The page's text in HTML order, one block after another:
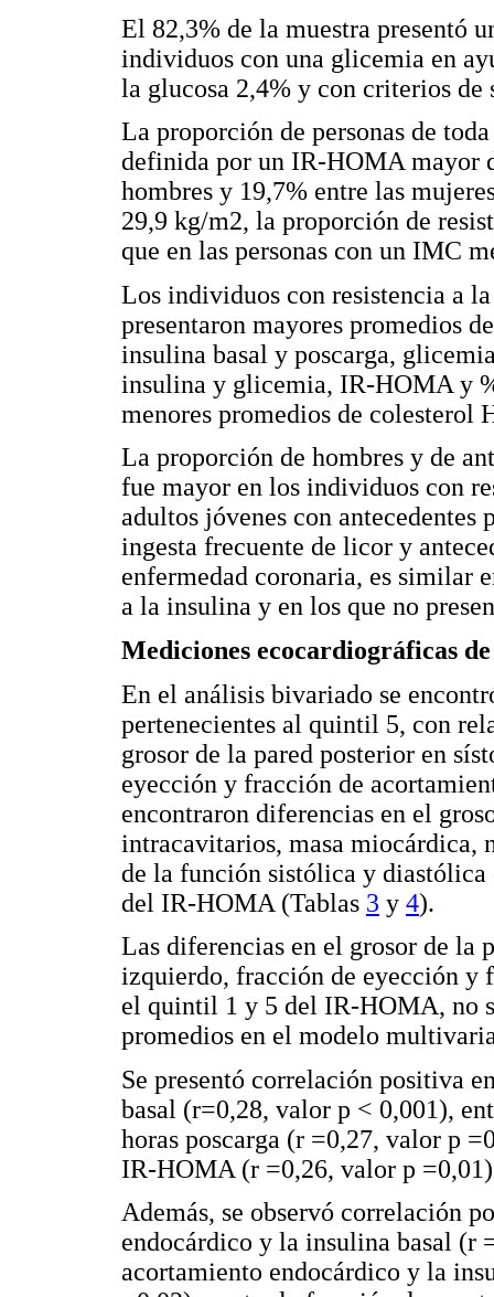
El 82,3% de la muestra presentó
individuos con una glicemia en
la glucosa 2,4% y con criterios
La proporción de personas de
definida por un IR-HOMA mayor
hombres y 19,7% entre las
29,9 kg/m2, la proporción de
que en las personas con un IMC
Los individuos con resistencia a
presentaron mayores promedios
insulina basal y poscarga,
insulina y glicemia, IR-HOMA y
menores promedios de colesterol
La proporción de hombres y de
fue mayor en los individuos con
adultos jóvenes con antecedentes
ingesta frecuente de licor y
enfermedad coronaria, es similar
a la insulina y en los que no
Mediciones ecocardiográficas
En el análisis bivariado se
pertenecientes al quintil 5, con
grosor de la pared posterior en
eyección y fracción de
encontraron diferencias en el
intracavitarios, masa miocárdica,
de la función sistólica y diastólica
del IR-HOMA (Tablas 3 y 4).
Las diferencias en el grosor de la
izquierdo, fracción de eyección y
el quintil 1 y 5 del IR-HOMA, no
promedios en el modelo
Se presentó correlación positiva
basal (r=0,28, valor p < 0,001),
horas poscarga (r =0,27, valor p
IR-HOMA (r =0,26, valor p
Además, se observó correlación
endocárdico y la insulina basal (r
acortamiento endocárdico y la